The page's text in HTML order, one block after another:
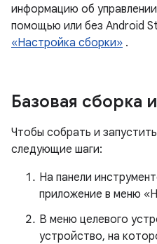
информацию об
помощью или без Android
«Настройка сборки» .
Базовая сборка
Чтобы собрать и
следующие шаги:
На панели
приложение в меню
В меню целевого
устройство, на